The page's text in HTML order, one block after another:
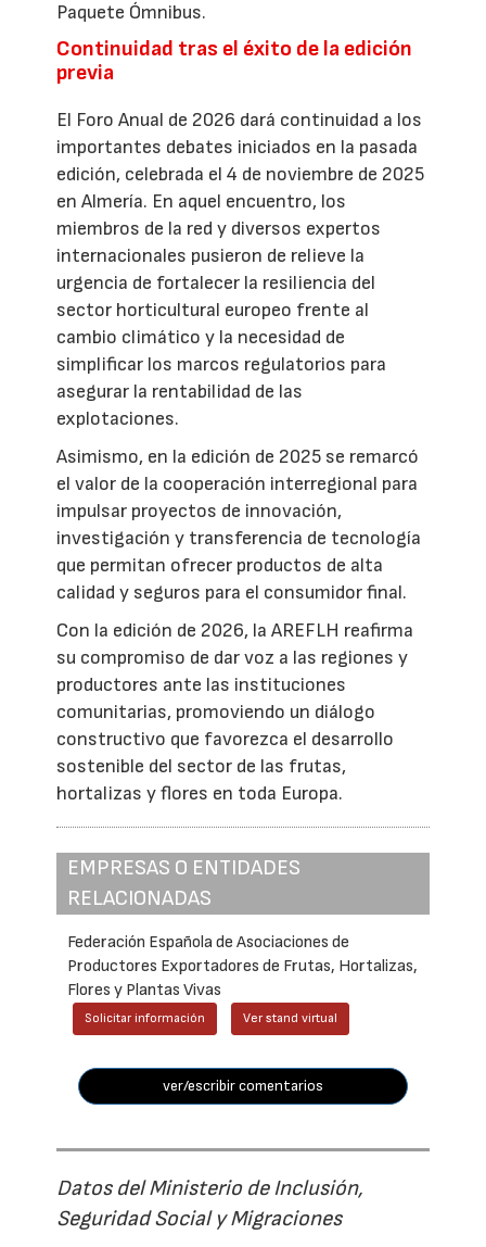
Paquete Ómnibus.
Continuidad tras el éxito de la edición
previa
El Foro Anual de 2026 dará continuidad a los
importantes debates iniciados en la pasada
edición, celebrada el 4 de noviembre de 2025
en Almería. En aquel encuentro, los
miembros de la red y diversos expertos
internacionales pusieron de relieve la
urgencia de fortalecer la resiliencia del
sector horticultural europeo frente al
cambio climático y la necesidad de
simplificar los marcos regulatorios para
asegurar la rentabilidad de las
explotaciones.
Asimismo, en la edición de 2025 se remarcó
el valor de la cooperación interregional para
impulsar proyectos de innovación,
investigación y transferencia de tecnología
que permitan ofrecer productos de alta
calidad y seguros para el consumidor final.
Con la edición de 2026, la AREFLH reafirma
su compromiso de dar voz a las regiones y
productores ante las instituciones
comunitarias, promoviendo un diálogo
constructivo que favorezca el desarrollo
sostenible del sector de las frutas,
hortalizas y flores en toda Europa.
EMPRESAS O ENTIDADES
RELACIONADAS
Federación Española de Asociaciones de
Productores Exportadores de Frutas, Hortalizas,
Flores y Plantas Vivas
Solicitar información Ver stand virtual
ver/escribir comentarios
Datos del Ministerio de Inclusión,
Seguridad Social y Migraciones